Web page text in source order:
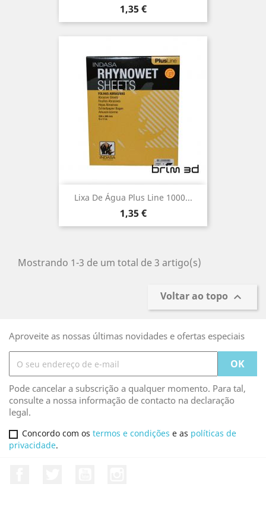
Preço
1,35 €
Lixa De Água Plus Line 1000...
Preço
1,35 €
Mostrando 1-3 de um total de 3 artigo(s)
Voltar ao topo 
Aproveite as nossas últimas novidades e ofertas especiais
Pode cancelar a subscrição a qualquer momento. Para tal,
consulte a nossa informação de contacto na declaração
legal.
Concordo com os termos e condições e as políticas de
privacidade.